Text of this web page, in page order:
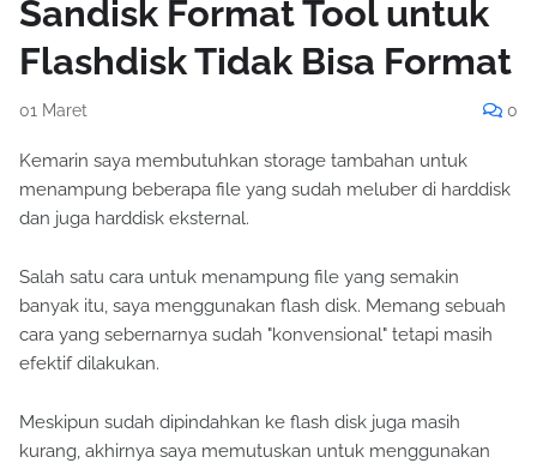
Sandisk Format Tool untuk
Flashdisk Tidak Bisa Format
01 Maret 0
Kemarin saya membutuhkan storage tambahan untuk
menampung beberapa file yang sudah meluber di harddisk
dan juga harddisk eksternal.
Salah satu cara untuk menampung file yang semakin
banyak itu, saya menggunakan flash disk. Memang sebuah
cara yang sebernarnya sudah "konvensional" tetapi masih
efektif dilakukan.
Meskipun sudah dipindahkan ke flash disk juga masih
kurang, akhirnya saya memutuskan untuk menggunakan